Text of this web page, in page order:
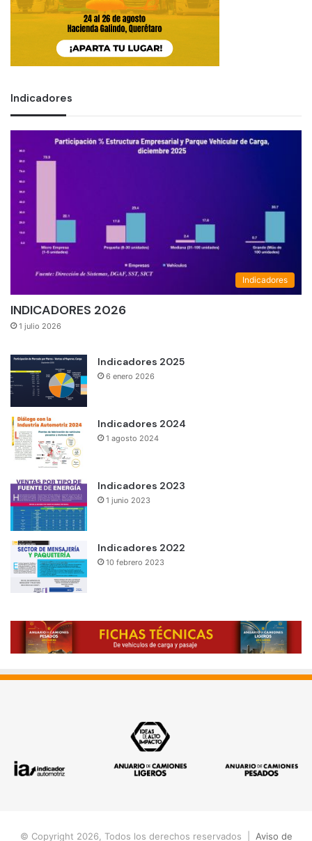
Indicadores
Indicadores
INDICADORES 2026
1 julio 2026
Indicadores 2025
6 enero 2026
Indicadores 2024
1 agosto 2024
Indicadores 2023
1 junio 2023
Indicadores 2022
10 febrero 2023
© Copyright 2026, Todos los derechos reservados | Aviso de